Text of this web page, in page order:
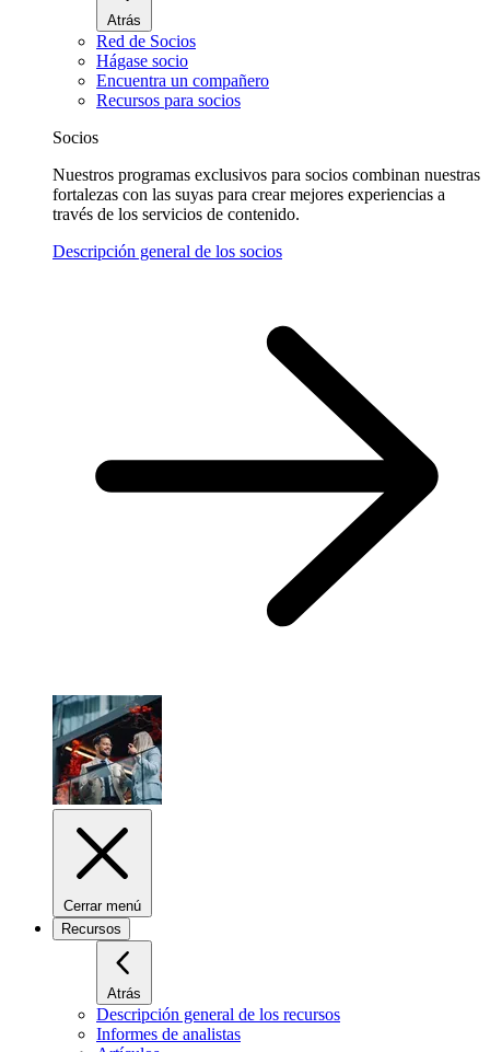
Atrás
Red de Socios
Hágase socio
Encuentra un compañero
Recursos para socios
Socios
Nuestros programas exclusivos para socios combinan nuestras
fortalezas con las suyas para crear mejores experiencias a
través de los servicios de contenido.
Descripción general de los socios
Cerrar menú
Recursos
Atrás
Descripción general de los recursos
Informes de analistas